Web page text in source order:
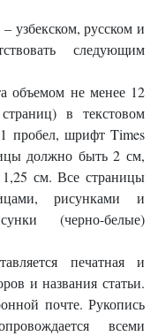
узбекском, русском и
следующим
объемом не менее 12
в текстовом
пробел, шрифт Times
должно быть 2 см,
см. Все страницы
рисунками и
(черно-белые)
печатная и
и названия статьи.
почте. Рукопись
всеми